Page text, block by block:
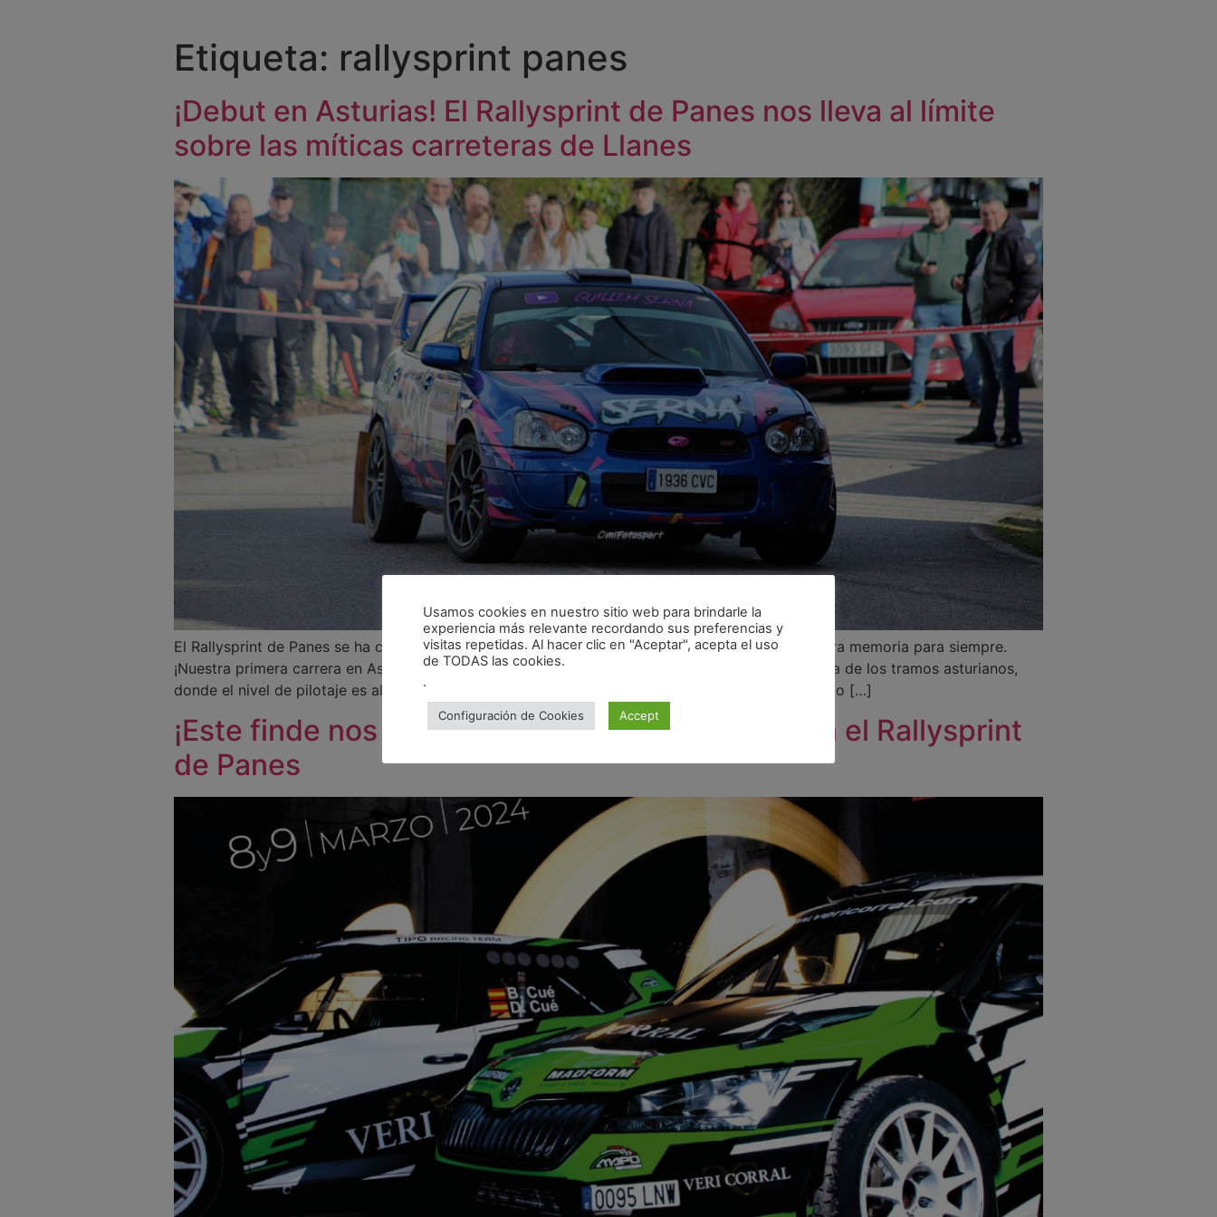
Etiqueta: rallysprint panes
¡Debut en Asturias! El Rallysprint de Panes nos lleva al límite
sobre las míticas carreteras de Llanes
El Rallysprint de Panes se ha convertido en una de esas pruebas que quedará grabada en nuestra memoria para siempre.
¡Nuestra primera carrera en Asturias! Un evento lleno de adrenalina, emociones y la belleza única de los tramos asturianos,
donde el nivel de pilotaje es altísimo. Este rallysprint, parte del calendario regional, utiliza un solo […]
¡Este finde nos vamos a Asturias! Primera vez en el Rallysprint
de Panes
Usamos cookies en nuestro sitio web para brindarle la
experiencia más relevante recordando sus preferencias y
visitas repetidas. Al hacer clic en "Aceptar", acepta el uso
de TODAS las cookies.
.
Configuración de Cookies Accept